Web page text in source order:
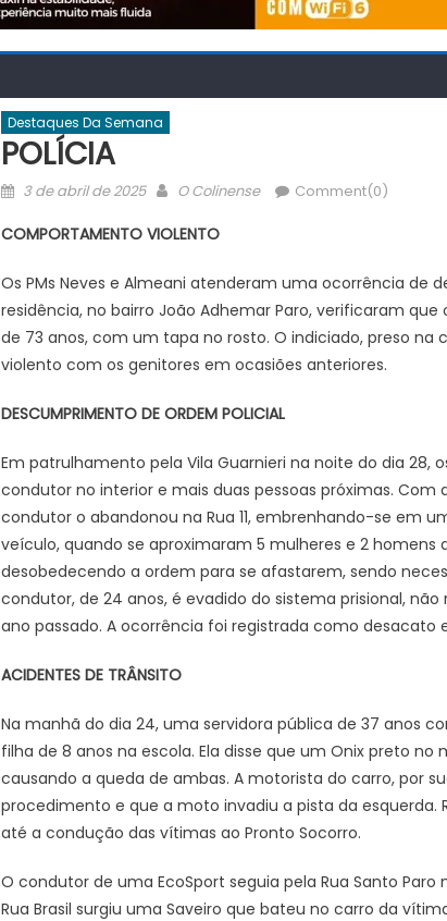
Destaques Da Semana
POLÍCIA
Posted
3 de abril de 2025 Author
O Colinense Comment(0)
COMPORTAMENTO VIOLENTO
Os PMs Neves e Almeani atenderam uma ocorrência
residência, no bairro João Adhemar Paro, verificaram
de 73 anos, com um tapa no rosto. O indiciado, preso
violento com os genitores em ocasiões anteriores.
DESCUMPRIMENTO DE ORDEM POLICIAL
Em patrulhamento pela Vila Guarnieri na noite do dia 28,
condutor no interior e mais duas pessoas próximas.
condutor o abandonou na Rua 11, embrenhando-se em
veículo, quando se aproximaram 5 mulheres e 2 homens
desobedecendo a ordem para se afastarem, sendo
condutor, de 24 anos, é evadido do sistema prisional,
ano passado. A ocorrência foi registrada como desacato
ACIDENTES DE TRÂNSITO
Na manhã do dia 24, uma servidora pública de 37 anos
filha de 8 anos na escola. Ela disse que um Onix preto
causando a queda de ambas. A motorista do carro, por
procedimento e que a moto invadiu a pista da
até a condução das vítimas ao Pronto Socorro.
O condutor de uma EcoSport seguia pela Rua Santo
Rua Brasil surgiu uma Saveiro que bateu no carro da